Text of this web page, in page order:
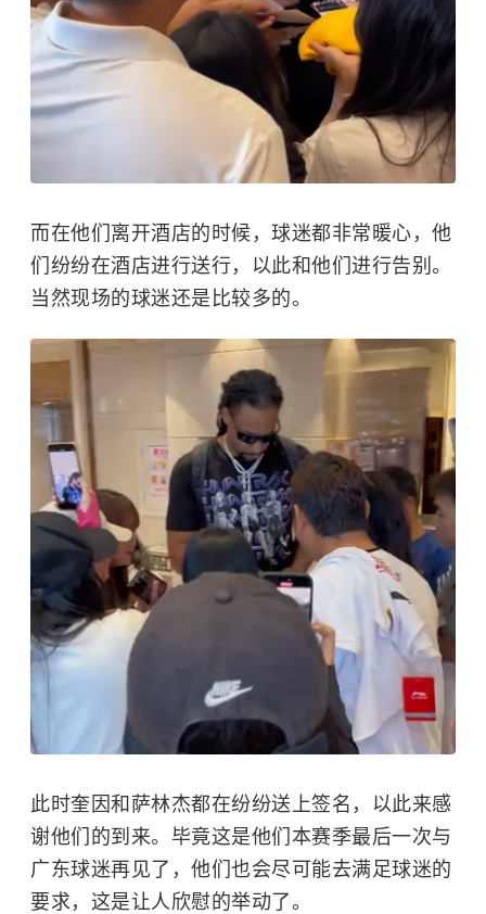
而在他们离开酒店的时候，球迷都非常暖心，他
们纷纷在酒店进行送行，以此和他们进行告别。
当然现场的球迷还是比较多的。
此时奎因和萨林杰都在纷纷送上签名，以此来感
谢他们的到来。毕竟这是他们本赛季最后一次与
广东球迷再见了，他们也会尽可能去满足球迷的
要求，这是让人欣慰的举动了。